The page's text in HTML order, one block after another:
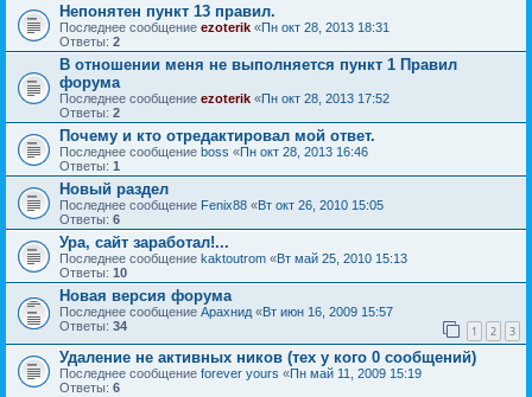
Непонятен пункт 13 правил.
Последнее сообщение ezoterik «Пн окт 28, 2013 18:31
Ответы: 2
В отношении меня не выполняется пункт 1 Правил
форума
Последнее сообщение ezoterik «Пн окт 28, 2013 17:52
Ответы: 2
Почему и кто отредактировал мой ответ.
Последнее сообщение boss «Пн окт 28, 2013 16:46
Ответы: 1
Новый раздел
Последнее сообщение Fenix88 «Вт окт 26, 2010 15:05
Ответы: 6
Ура, сайт заработал!...
Последнее сообщение kaktoutrom «Вт май 25, 2010 15:13
Ответы: 10
Новая версия форума
Последнее сообщение Арахнид «Вт июн 16, 2009 15:57
Ответы: 34 1 2 3
Удаление не активных ников (тех у кого 0 сообщений)
Последнее сообщение forever yours «Пн май 11, 2009 15:19
Ответы: 6